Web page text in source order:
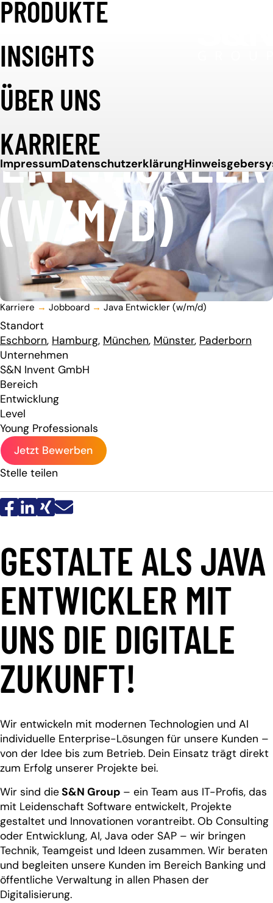
Weiter zum Inhalt
PRODUKTE
INSIGHTS
ÜBER UNS
KARRIERE
ImpressumDatenschutzerklärung
JAVA
ENTWICKLER
(W/M/D)
Karriere → Jobboard → Java Entwickler (w/m/d)
Standort
Eschborn, Hamburg, München, Münster, Paderborn
Unternehmen
S&N Invent GmbH
Bereich
Entwicklung
Level
Young Professionals
Jetzt Bewerben
Stelle teilen
GESTALTE ALS JAVA
ENTWICKLER MIT
UNS DIE DIGITALE
ZUKUNFT!
Wir entwickeln mit modernen Technologien und AI
individuelle Enterprise-Lösungen für unsere Kunden –
von der Idee bis zum Betrieb. Dein Einsatz trägt direkt
zum Erfolg unserer Projekte bei.
Wir sind dieS&N Group – ein Team aus IT-Profis, das
mit Leidenschaft Software entwickelt, Projekte
gestaltet und Innovationen vorantreibt. Ob Consulting
oder Entwicklung, AI, Java oder SAP – wir bringen
Technik, Teamgeist und Ideen zusammen. Wir beraten
und begleiten unsere Kunden im Bereich Banking und
öffentliche Verwaltung in allen Phasen der
Digitalisierung.